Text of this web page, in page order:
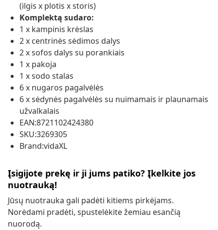
(ilgis x plotis x storis)
Komplektą sudaro:
1 x kampinis krėslas
2 x centrinės sėdimos dalys
2 x sofos dalys su porankiais
1 x pakoja
1 x sodo stalas
6 x nugaros pagalvėlės
6 x sėdynės pagalvėlės su nuimamais ir plaunamais
užvalkalais
EAN:8721102424380
SKU:3269305
Brand:vidaXL
Įsigijote prekę ir ji jums patiko? Įkelkite jos
nuotrauką!
Jūsų nuotrauka gali padėti kitiems pirkėjams.
Norėdami pradėti, spustelėkite žemiau esančią
nuorodą.